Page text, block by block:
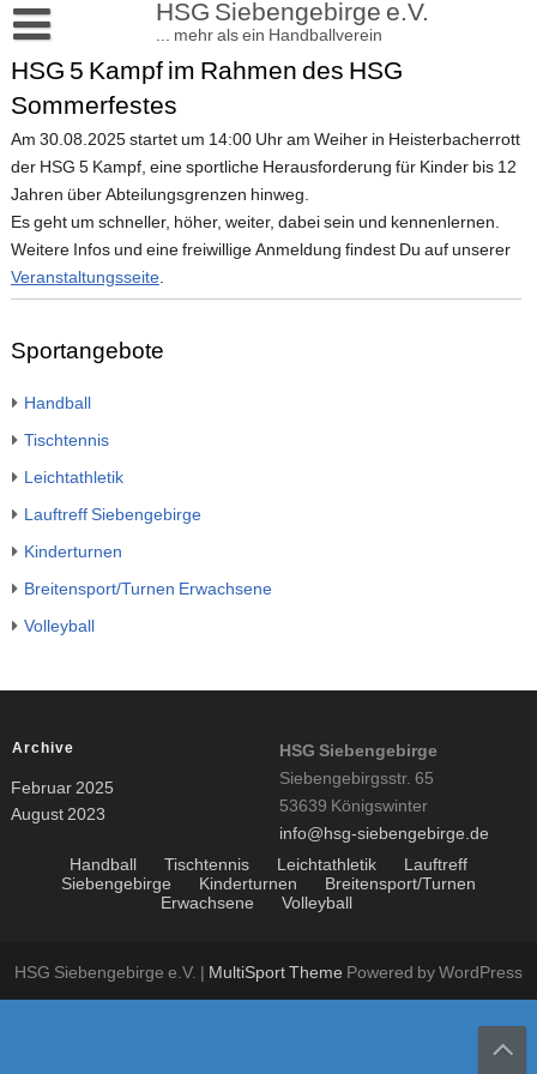
HSG Siebengebirge e.V.
... mehr als ein Handballverein
Aktuelles
Sportangebote
Turnen
Kinderturnen
Breitensport/Turnen Erwachsene
Volleyball
Tischtennis
Sportstätten
Satzung und Beiträge
Mitgliedschaft
Vorstand
Kontakt
Impressum
Datenschutzerklärung
HSG 5 Kampf im Rahmen des HSG
Sommerfestes
Am 30.08.2025 startet um 14:00 Uhr am Weiher in Heisterbacherrott
der HSG 5 Kampf, eine sportliche Herausforderung für Kinder bis 12
Jahren über Abteilungsgrenzen hinweg.
Es geht um schneller, höher, weiter, dabei sein und kennenlernen.
Weitere Infos und eine freiwillige Anmeldung findest Du auf unserer
Veranstaltungsseite.
Sportangebote
Handball
Tischtennis
Leichtathletik
Lauftreff Siebengebirge
Kinderturnen
Breitensport/Turnen Erwachsene
Volleyball
Archive
Februar 2025
August 2023
HSG Siebengebirge
Siebengebirgsstr. 65
53639 Königswinter
info@hsg-siebengebirge.de
Handball
Tischtennis Leichtathletik
Lauftreff
Siebengebirge
Kinderturnen
Breitensport/Turnen
Erwachsene
Volleyball
HSG Siebengebirge e.V. | MultiSport Theme Powered by WordPress